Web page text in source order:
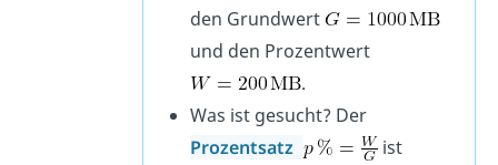
den Grundwert
und den Prozentwert
.
Was ist gesucht? Der
Prozentsatz
ist